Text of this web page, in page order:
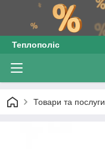
Теплополіс
Товари та послуги